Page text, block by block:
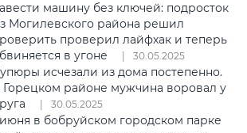
машину без ключей: подросток
Могилевского района решил
проверил лайфхак и теперь
в угоне
30.05.2025
исчезали из дома постепенно.
Горецком районе мужчина воровал у
30.05.2025
июня в бобруйском городском парке